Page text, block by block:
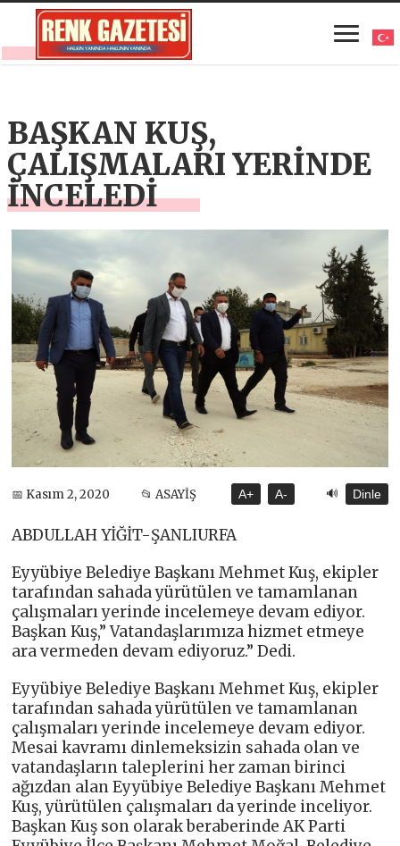
BAŞKAN KUŞ,
ÇALIŞMALARI YERİNDE
İNCELEDİ
📅 Kasım 2, 2020 📂 ASAYİŞ A+ A- 🔊 Dinle
ABDULLAH YİĞİT-ŞANLIURFA
Eyyübiye Belediye Başkanı Mehmet Kuş, ekipler
tarafından sahada yürütülen ve tamamlanan
çalışmaları yerinde incelemeye devam ediyor.
Başkan Kuş,” Vatandaşlarımıza hizmet etmeye
ara vermeden devam ediyoruz.” Dedi.
Eyyübiye Belediye Başkanı Mehmet Kuş, ekipler
tarafından sahada yürütülen ve tamamlanan
çalışmaları yerinde incelemeye devam ediyor.
Mesai kavramı dinlemeksizin sahada olan ve
vatandaşların taleplerini her zaman birinci
ağızdan alan Eyyübiye Belediye Başkanı Mehmet
Kuş, yürütülen çalışmaları da yerinde inceliyor.
Başkan Kuş son olarak beraberinde AK Parti